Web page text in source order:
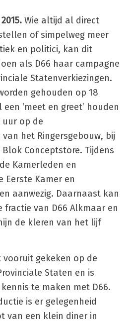
Wie altijd al direct
of simpelweg meer
en politici, kan dit
als D66 haar campagne
Statenverkiezingen.
gehouden op 18
‘meet en greet’ houden
uur op de
het Ringersgebouw, bij
Conceptstore. Tijdens
Kamerleden en
Eerste Kamer en
aanwezig. Daarnaast kan
fractie van D66 Alkmaar en
de kleren van het lijf
vooruit gekeken op de
Staten en is
te maken met D66.
is er gelegenheid
van een klein diner in